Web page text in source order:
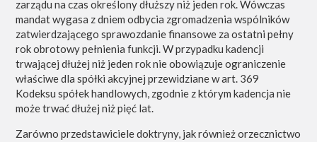
zarządu na czas określony dłuższy niż jeden rok. Wówczas
mandat wygasa z dniem odbycia zgromadzenia wspólników
zatwierdzającego sprawozdanie finansowe za ostatni pełny
rok obrotowy pełnienia funkcji. W przypadku kadencji
trwającej dłużej niż jeden rok nie obowiązuje ograniczenie
właściwe dla spółki akcyjnej przewidziane w art. 369
Kodeksu spółek handlowych, zgodnie z którym kadencja nie
może trwać dłużej niż pięć lat.
Zarówno przedstawiciele doktryny, jak również orzecznictwo